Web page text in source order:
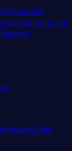
Muhasebe
Jungle Scout
Mesafeli Satış